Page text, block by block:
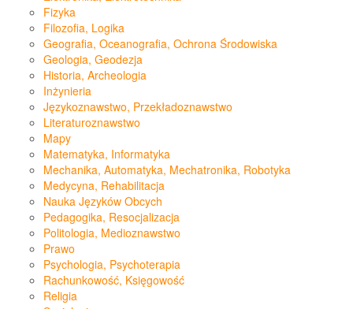
Fizyka
Filozofia, Logika
Geografia, Oceanografia, Ochrona Środowiska
Geologia, Geodezja
Historia, Archeologia
Inżynieria
Językoznawstwo, Przekładoznawstwo
Literaturoznawstwo
Mapy
Matematyka, Informatyka
Mechanika, Automatyka, Mechatronika, Robotyka
Medycyna, Rehabilitacja
Nauka Języków Obcych
Pedagogika, Resocjalizacja
Politologia, Medioznawstwo
Prawo
Psychologia, Psychoterapia
Rachunkowość, Księgowość
Religia